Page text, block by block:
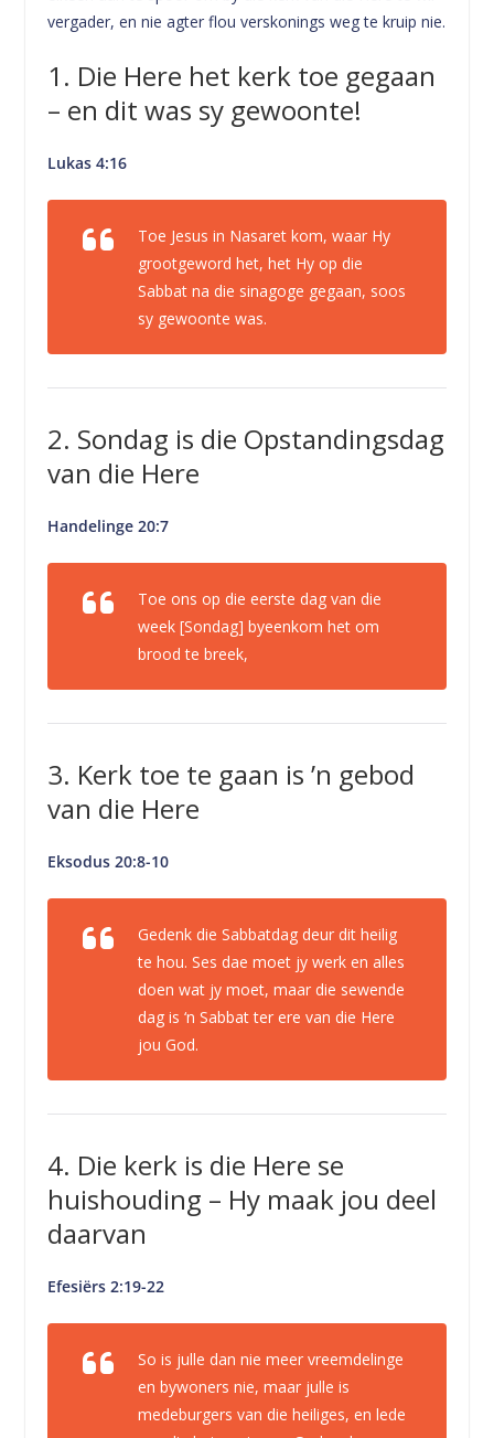
vergader, en nie agter flou verskonings weg te kruip nie.
1. Die Here het kerk toe gegaan
– en dit was sy gewoonte!
Lukas 4:16
Toe Jesus in Nasaret kom, waar Hy
grootgeword het, het Hy op die
Sabbat na die sinagoge gegaan, soos
sy gewoonte was.
2. Sondag is die Opstandingsdag
van die Here
Handelinge 20:7
Toe ons op die eerste dag van die
week [Sondag] byeenkom het om
brood te breek,
3. Kerk toe te gaan is ’n gebod
van die Here
Eksodus 20:8-10
Gedenk die Sabbatdag deur dit heilig
te hou. Ses dae moet jy werk en alles
doen wat jy moet, maar die sewende
dag is ‘n Sabbat ter ere van die Here
jou God.
4. Die kerk is die Here se
huishouding – Hy maak jou deel
daarvan
Efesiërs 2:19-22
So is julle dan nie meer vreemdelinge
en bywoners nie, maar julle is
medeburgers van die heiliges, en lede